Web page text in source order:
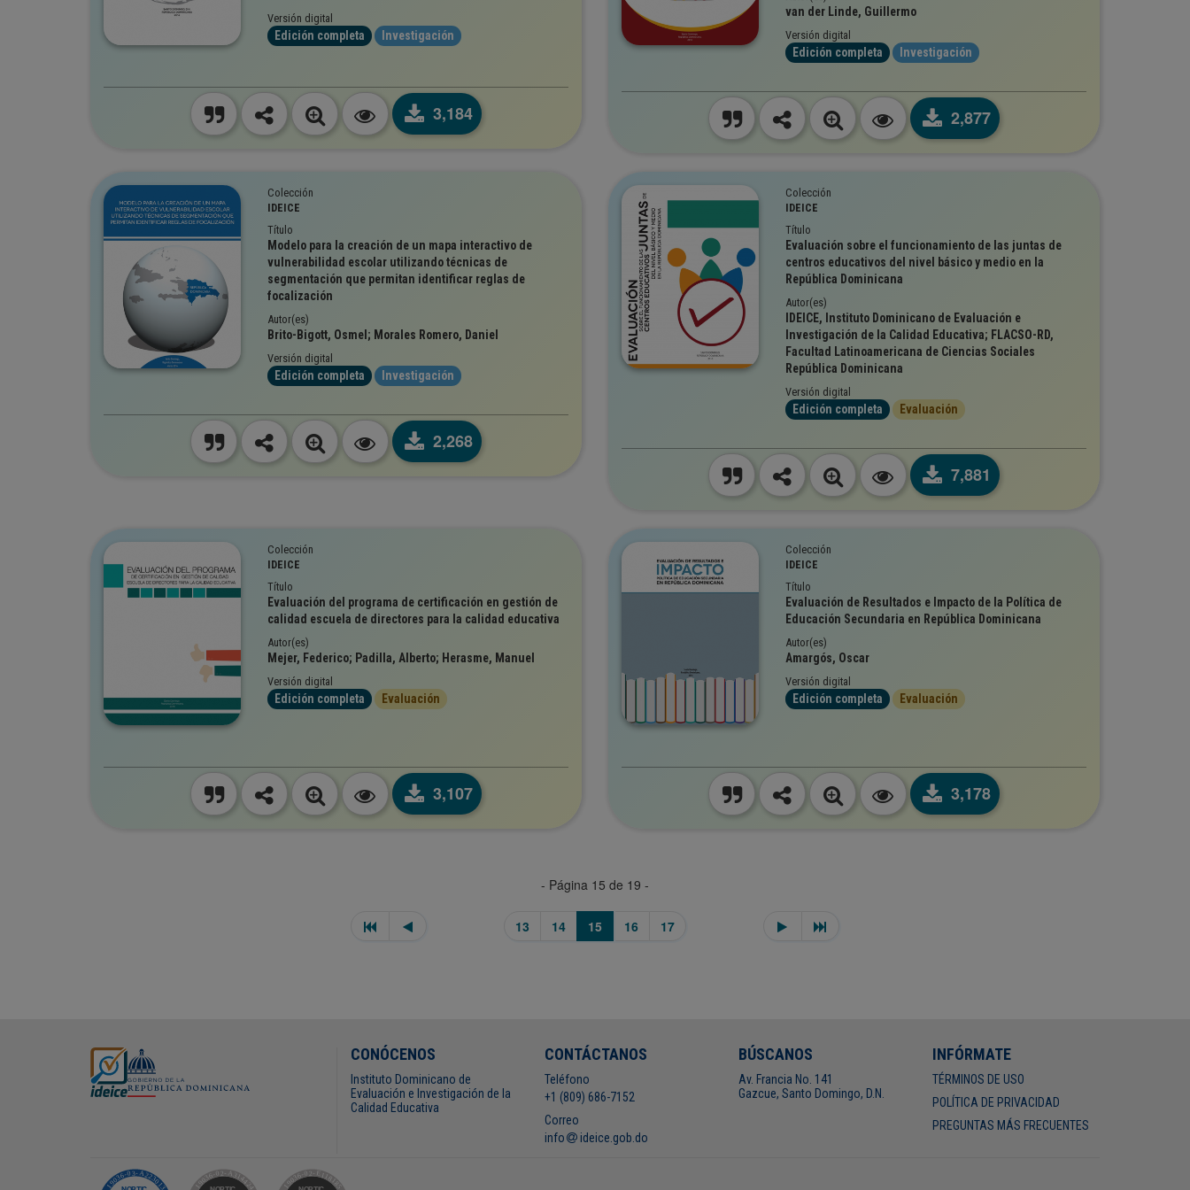
Versión digital
Edición completa Investigación
3,184
van der Linde, Guillermo
Versión digital
Edición completa Investigación
2,877
Colección
IDEICE
Título
Modelo para la creación de un mapa interactivo de
vulnerabilidad escolar utilizando técnicas de
segmentación que permitan identificar reglas de
focalización
Autor(es)
Brito-Bigott, Osmel; Morales Romero, Daniel
Versión digital
Edición completa Investigación
2,268
Colección
IDEICE
Título
Evaluación sobre el funcionamiento de las juntas de
centros educativos del nivel básico y medio en la
República Dominicana
Autor(es)
IDEICE, Instituto Dominicano de Evaluación e
Investigación de la Calidad Educativa; FLACSO-RD,
Facultad Latinoamericana de Ciencias Sociales
República Dominicana
Versión digital
Edición completa Evaluación
7,881
Colección
IDEICE
Título
Evaluación del programa de certificación en gestión de
calidad escuela de directores para la calidad educativa
Autor(es)
Mejer, Federico; Padilla, Alberto; Herasme, Manuel
Versión digital
Edición completa Evaluación
3,107
Colección
IDEICE
Título
Evaluación de Resultados e Impacto de la Política de
Educación Secundaria en República Dominicana
Autor(es)
Amargós, Oscar
Versión digital
Edición completa Evaluación
3,178
- Página 15 de 19 -
13 14 15 16 17
CONÓCENOS
Instituto Dominicano de
Evaluación e Investigación de la
Calidad Educativa
CONTÁCTANOS
Teléfono
+1 (809) 686-7152
Correo
info
ideice.gob.do
BÚSCANOS
Av. Francia No. 141
Gazcue, Santo Domingo, D.N.
INFÓRMATE
TÉRMINOS DE USO
POLÍTICA DE PRIVACIDAD
PREGUNTAS MÁS FRECUENTES